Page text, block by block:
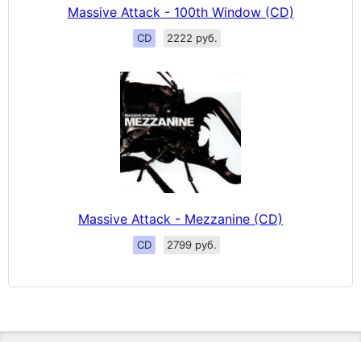
Massive Attack - 100th Window (CD)
CD 2222 руб.
Massive Attack - Mezzanine (CD)
CD 2799 руб.